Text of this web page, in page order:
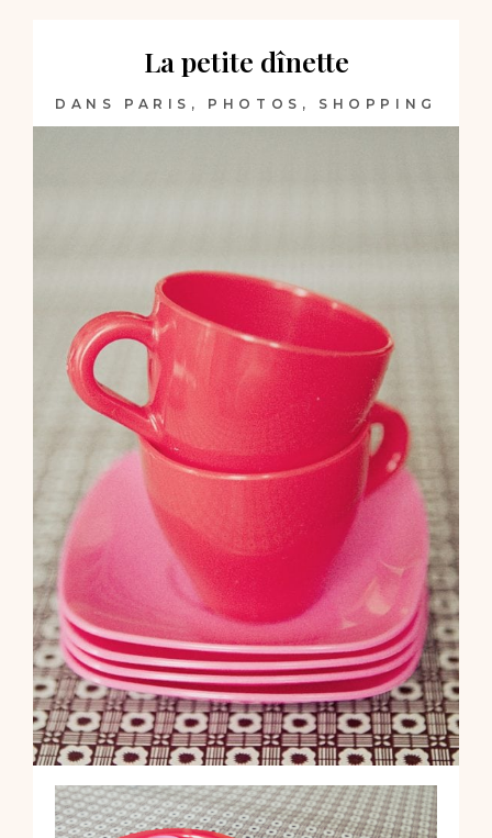
La petite dînette
DANS PARIS , PHOTOS , SHOPPING